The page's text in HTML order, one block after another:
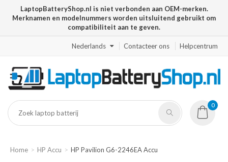
LaptopBatteryShop.nl is niet verbonden aan OEM-merken.
Merknamen en modelnummers worden uitsluitend gebruikt om
compatibiliteit aan te geven.
Nederlands Contacteer ons Helpcentrum
0
Home HP Accu HP Pavilion G6-2246EA Accu